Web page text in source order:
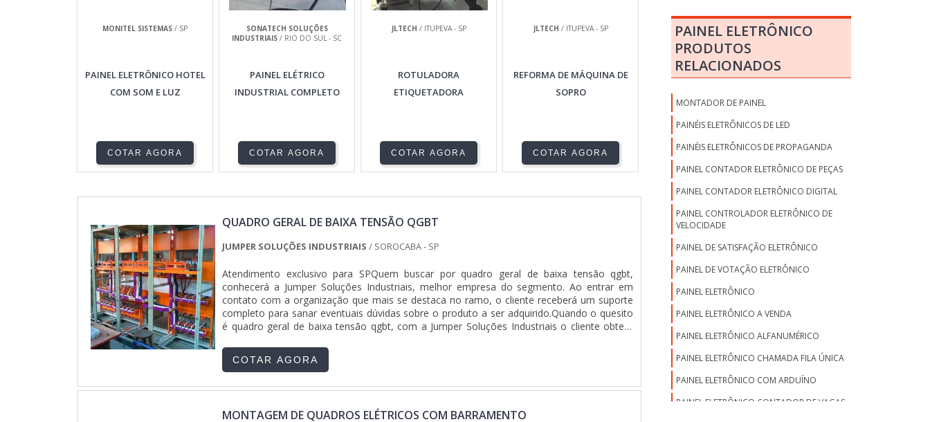
MONITEL SISTEMAS / SP
PAINEL ELETRÔNICO HOTEL
COM SOM E LUZ
COTAR AGORA
SONATECH SOLUÇÕES
INDUSTRIAIS / RIO DO SUL - SC
PAINEL ELÉTRICO
INDUSTRIAL COMPLETO
COTAR AGORA
JLTECH / ITUPEVA - SP
ROTULADORA
ETIQUETADORA
COTAR AGORA
JLTECH / ITUPEVA - SP
REFORMA DE MÁQUINA DE
SOPRO
COTAR AGORA
QUADRO GERAL DE BAIXA TENSÃO QGBT
JUMPER SOLUÇÕES INDUSTRIAIS/ SOROCABA - SP
Atendimento exclusivo para SPQuem buscar por quadro geral de baixa tensão qgbt,
conhecerá a Jumper Soluções Industriais, melhor empresa do segmento. Ao entrar em
contato com a organização que mais se destaca no ramo, o cliente receberá um suporte
completo para sanar eventuais dúvidas sobre o produto a ser adquirido.Quando o quesito
é quadro geral de baixa tensão qgbt, com a Jumper Soluções Industriais o cliente obterá
DE QUADRO GERAL DE BAIXA TENSÃO QGBTA Jumper Soluções Industriais objetiva seus
recursos em proporcionar para os parceiros uma estrutura com escritório de alta qualidade
oferecer quadro geral de baixa tensão qgbt com precisão.Há muitas maneiras eficientes de
uma companhia demonstrar competência, excelência e destaque em sua área de atuação.
A Jumper Soluções Industriais se mostra referência por ter: Colaboradores eficientes;
COTAR AGORA
MONTAGEM DE QUADROS ELÉTRICOS COM BARRAMENTO
PAINEL ELETRÔNICO
PRODUTOS
RELACIONADOS
MONTADOR DE PAINEL
PAINÉIS ELETRÔNICOS DE LED
PAINÉIS ELETRÔNICOS DE PROPAGANDA
PAINEL CONTADOR ELETRÔNICO DE PEÇAS
PAINEL CONTADOR ELETRÔNICO DIGITAL
PAINEL CONTROLADOR ELETRÔNICO DE
VELOCIDADE
PAINEL DE SATISFAÇÃO ELETRÔNICO
PAINEL DE VOTAÇÃO ELETRÔNICO
PAINEL ELETRÔNICO
PAINEL ELETRÔNICO A VENDA
PAINEL ELETRÔNICO ALFANUMÉRICO
PAINEL ELETRÔNICO CHAMADA FILA ÚNICA
PAINEL ELETRÔNICO COM ARDUÍNO
PAINEL ELETRÔNICO CONTADOR DE VAGAS